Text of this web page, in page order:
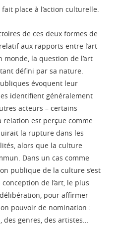
place à l’action culturelle.
de ces deux formes de
aux rapports entre l’art
monde, la question de l’art
défini par sa nature.
évoquent leur
identifient généralement
acteurs – certains
relation est perçue comme
la rupture dans les
alors que la culture
Dans un cas comme
publique de la culture s’est
de l’art, le plus
pour affirmer
pouvoir de nomination :
des genres, des artistes…